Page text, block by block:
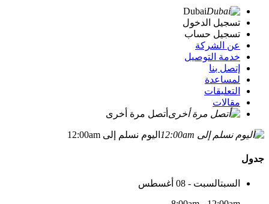
Dubai
تسجيل الدخول
تسجيل حساب
عن الشركة
خدمة التوصيل
إتصل بنا
لمساعدة
التعليقات
مقالات
أتصل مرة أخرى
اليوم نسلم إلى 12:00am
جدول
السبتالسبت - 08 أغسطس